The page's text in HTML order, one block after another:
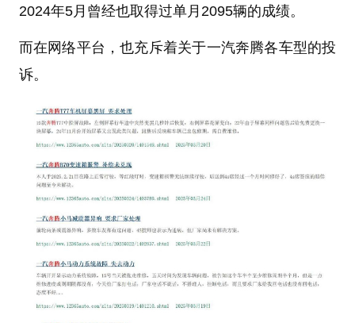
2024年5月曾经也取得过单月2095辆的成绩。
而在网络平台，也充斥着关于一汽奔腾各车型的投
诉。